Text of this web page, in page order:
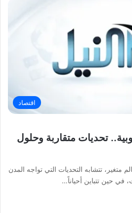
اقتصاد
تحديات متقاربة وحلول
تتشابه التحديات التي تواجه المدن
في حين تتباين أحياناً…